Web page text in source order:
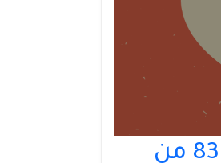
مقترح قانون تنظيمي يقضي بتتميم المادة 83 من